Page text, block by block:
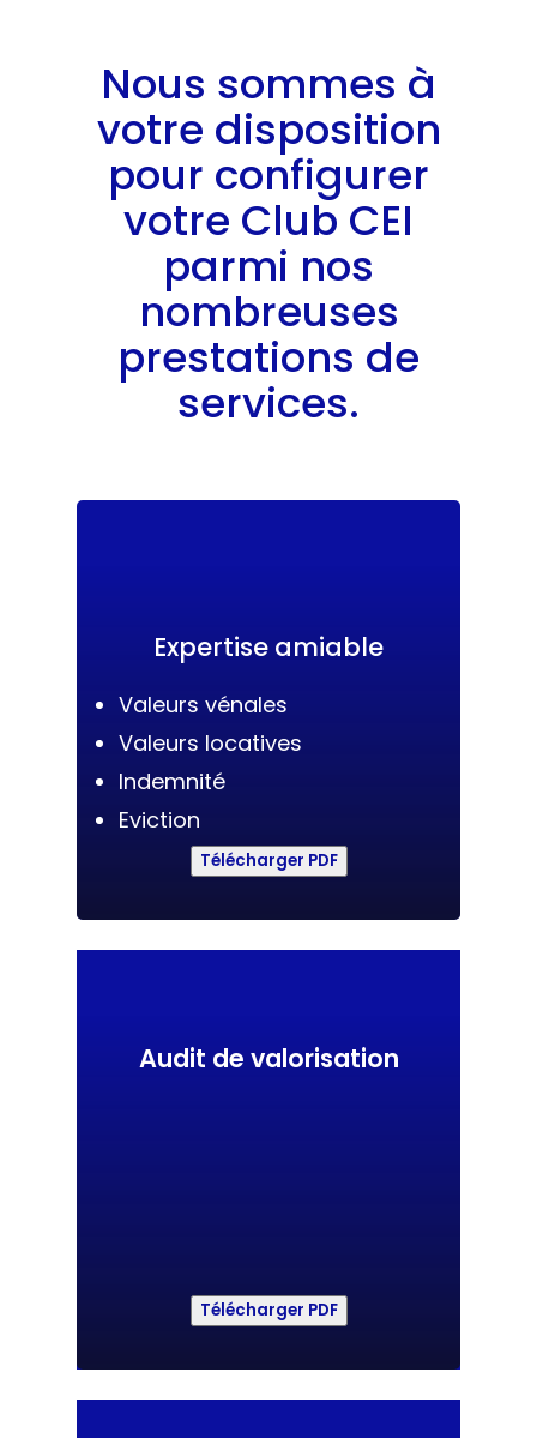
Nous sommes à
votre disposition
pour configurer
votre Club CEI
parmi nos
nombreuses
prestations de
services.
Expertise amiable
Valeurs vénales
Valeurs locatives
Indemnité
Eviction
Télécharger PDF
Audit de valorisation
Télécharger PDF